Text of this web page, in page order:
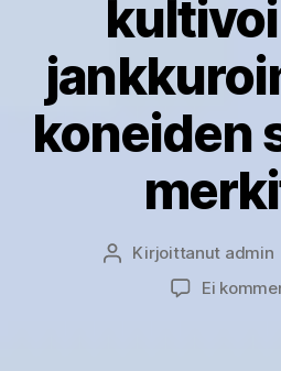
koneiden
Kirjoittaja
Kirjoittanut admin
Ei